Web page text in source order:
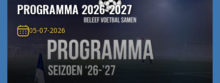
PROGRAMMA 2026-2027
05-07-2026